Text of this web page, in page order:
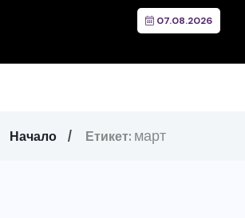
07.08.2026
Начало Етикет: март